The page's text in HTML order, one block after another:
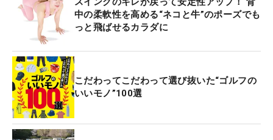
中の柔軟性を高める“ネコと牛”のポーズでも
っと飛ばせるカラダに
こだわってこだわって選び抜いた“ゴルフの
いいモノ”100選